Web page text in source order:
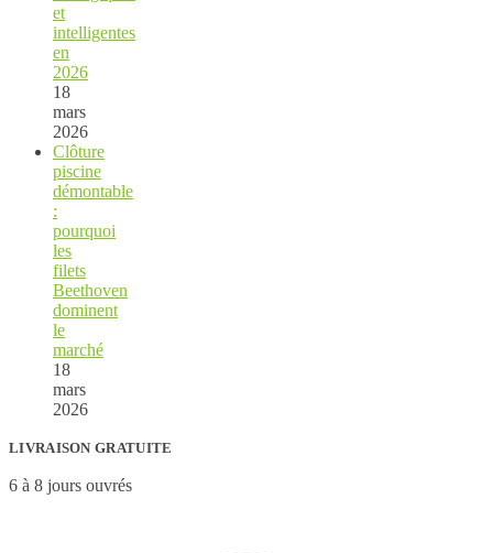
et
intelligentes
en
2026
18
mars
2026
Clôture
piscine
démontable
:
pourquoi
les
filets
Beethoven
dominent
le
marché
18
mars
2026
LIVRAISON GRATUITE
6 à 8 jours ouvrés